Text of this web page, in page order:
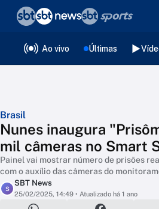
Ao vivo Últimas
Brasil
Nunes inaugura
mil câmeras no Smart
Painel vai mostrar número de prisões
com o auxílio das câmeras do
S
SBT News
25/02/2025, 14:49 • Atualizado há 1 ano
❮voltar
Editorias